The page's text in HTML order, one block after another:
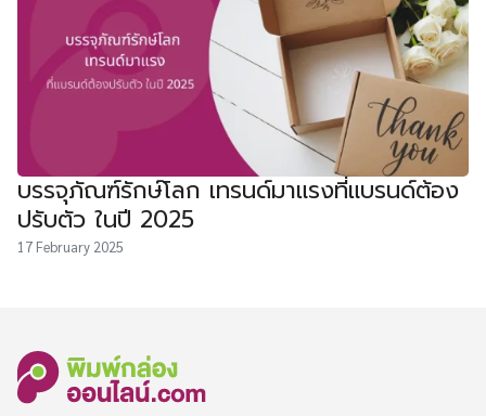
บรรจุภัณฑ์รักษ์โลก เทรนด์มาแรงที่แบรนด์ต้อง
ปรับตัว ในปี 2025
17 February 2025